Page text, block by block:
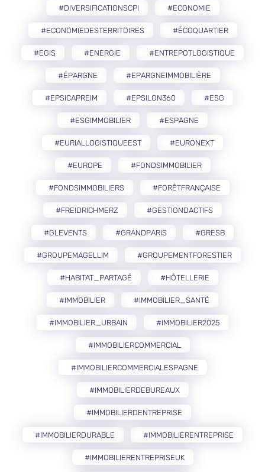
#DIVERSIFICATIONSCPI #ECONOMIE
#ECONOMIEDESTERRITOIRES #ÉCOQUARTIER
#EGIS #ENERGIE #ENTREPOTLOGISTIQUE
#ÉPARGNE #EPARGNEIMMOBILIÈRE
#EPSICAPREIM #EPSILON360 #ESG
#ESGIMMOBILIER #ESPAGNE
#EURIALLOGISTIQUEEST #EURONEXT
#EUROPE #FONDSIMMOBILIER
#FONDSIMMOBILIERS #FORÊTFRANÇAISE
#FREIDRICHMERZ #GESTIONDACTIFS
#GLEVENTS #GRANDPARIS #GRESB
#GROUPEMAGELLIM #GROUPEMENTFORESTIER
#HABITAT_PARTAGÉ #HÔTELLERIE
#IMMOBILIER #IMMOBILIER_SANTÉ
#IMMOBILIER_URBAIN #IMMOBILIER2025
#IMMOBILIERCOMMERCIAL
#IMMOBILIERCOMMERCIALESPAGNE
#IMMOBILIERDEBUREAUX
#IMMOBILIERDENTREPRISE
#IMMOBILIERDURABLE #IMMOBILIERENTREPRISE
#IMMOBILIERENTREPRISEUK